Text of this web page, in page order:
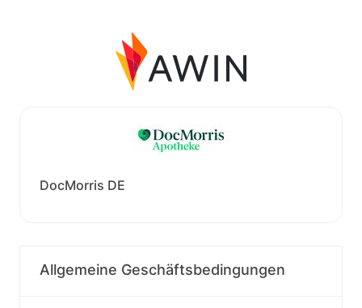
DocMorris DE
Allgemeine Geschäftsbedingungen